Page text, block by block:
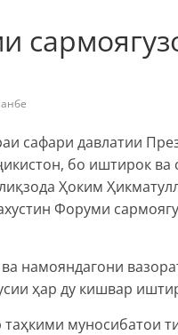
сафари давлатии
бо иштирок
Ҳоким
Форуми
намояндагони
ҳар ду кишвар
муносибатои